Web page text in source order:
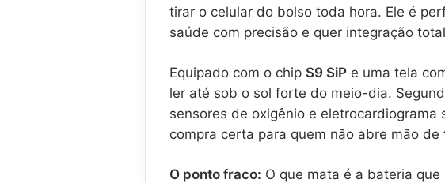
tirar o celular do bolso toda hora. Ele é
saúde com precisão e quer integração
Equipado com o chip S9 SiP e uma tela
ler até sob o sol forte do meio-dia.
sensores de oxigênio e eletrocardiograma
compra certa para quem não abre mão
O ponto fraco: O que mata é a bateria